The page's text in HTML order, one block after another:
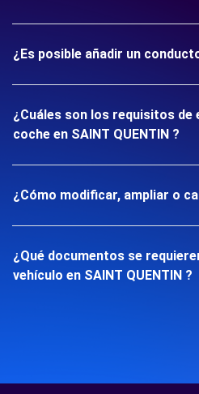
¿Es posible añadir un
¿Cuáles son los requisitos de
coche en SAINT QUENTIN ?
¿Cómo modificar, ampliar o
¿Qué documentos se
vehículo en SAINT QUENTIN ?